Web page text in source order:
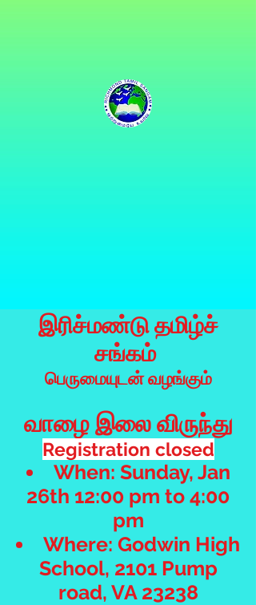
இரிச்மண்டு தமிழ்ச்
சங்கம்
பெருமையுடன் வழங்கும்
வாழை இலை விருந்து​
Registration closed
When: Sunday, Jan
26th 12:00 pm to 4:00
pm
​Where​: Godwin High
School, 2101 Pump
road, VA 23238